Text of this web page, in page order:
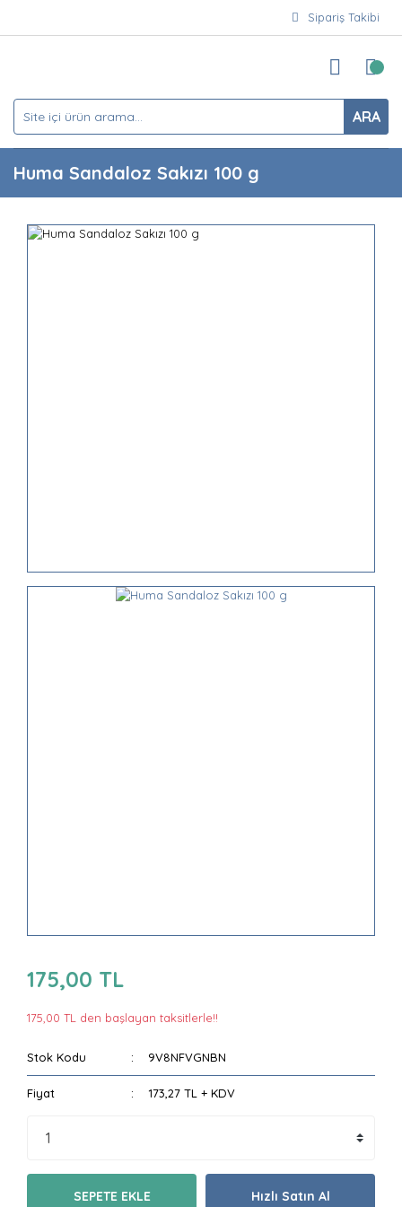
Sipariş Takibi
ARA
Huma Sandaloz Sakızı 100 g
175,00 TL
175,00 TL den başlayan taksitlerle!!
Stok Kodu 9V8NFVGNBN
Fiyat 173,27 TL + KDV
SEPETE EKLE Hızlı Satın Al